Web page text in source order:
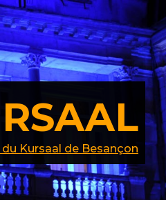
Kursaal de Besançon